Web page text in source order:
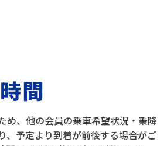
間
め、他の会員の乗車希望状況・乗降
、予定より到着が前後する場合がご